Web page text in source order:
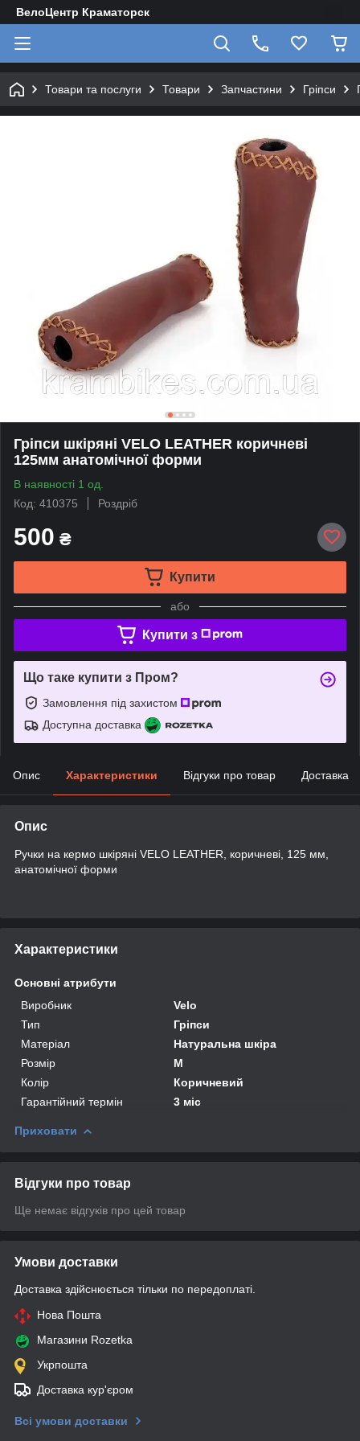
ВелоЦентр Краматорск
Товари та послуги Товари Запчастини Гріпси
Гріпси шкіряні VELO LEATHER коричневі
125мм анатомічної форми
В наявності 1 од.
Код: 410375
Роздріб
500 ₴
Купити
або
Купити з
Що таке купити з Пром?
Замовлення під захистом
Доступна доставка
Опис Характеристики Відгуки про товар Доставка
Опис
Ручки на кермо шкіряні VELO LEATHER, коричневі, 125 мм,
анатомічної форми
Характеристики
Основні атрибути
Виробник
Velo
Тип
Гріпси
Матеріал
Натуральна шкіра
Розмір
M
Колір
Коричневий
Гарантійний термін
3 міс
Приховати
Відгуки про товар
Ще немає відгуків про цей товар
Умови доставки
Доставка здійснюється тільки по передоплаті.
Нова Пошта
Магазини Rozetka
Укрпошта
Доставка кур'єром
Всі умови доставки